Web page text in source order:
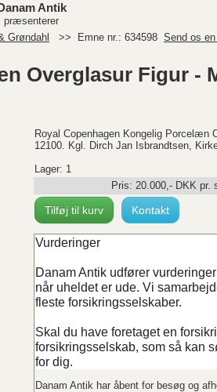
Antik
præsenterer
Grøndahl >> Emne nr.: 634598 Send os en
Overglasur Figur -
Royal Copenhagen Kongelig Porcelæn
12100. Kgl. Dirch Jan Isbrandtsen,
Lager: 1
Pris: 20.000,- DKK pr.
Tilføj til kurv Kontakt
Vurderinger
Danam Antik udfører
når uheldet er ude. Vi
fleste forsikringsselskaber.
Skal du have foretaget en
forsikringsselskab, som så kan
for dig.
Danam Antik har åbent for besøg og